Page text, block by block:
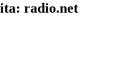
radio.net